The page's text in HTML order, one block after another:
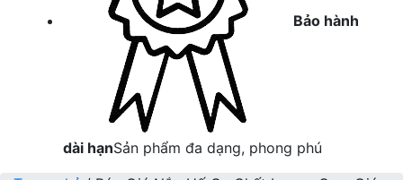
Bảo hành
dài hạnSản phẩm đa dạng, phong phú